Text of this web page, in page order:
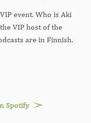
event. Who is Aki
VIP host of the
are in Finnish.
Spotify